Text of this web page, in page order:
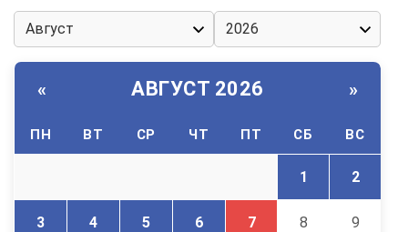
« АВГУСТ 2026 »
ПН ВТ СР ЧТ ПТ СБ ВС
1 2
3 4 5 6 7 8 9